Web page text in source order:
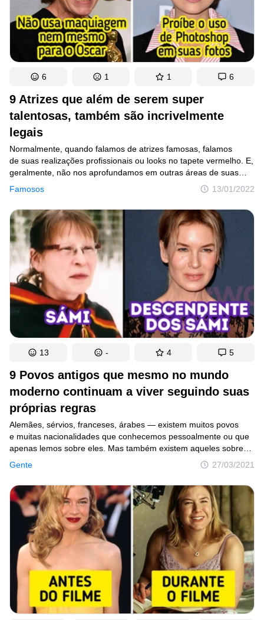
9 Atrizes que além de serem super
talentosas, também são incrivelmente
legais
Famosos 13/01/2022
Normalmente, quando falamos de atrizes famosas, falamos
de suas realizações profissionais ou looks no tapete vermelho. E,
geralmente, não nos aprofundamos em outras áreas de suas
vidas e do que acontece nos bastidores. Portanto, muitas ações
ou méritos das celebridades passam despercebidos por nós.
Mas por trás de uma bela imagem nas telonas sempre há algo
mais importante escondido.
6 1 1 6
9 Povos antigos que mesmo no mundo
moderno continuam a viver seguindo suas
próprias regras
Gente 27/03/2021
Alemães, sérvios, franceses, árabes — existem muitos povos
e muitas nacionalidades que conhecemos pessoalmente ou que
apenas lemos sobre eles. Mas também existem aqueles sobre
os quais, provavelmente, nunca ouvimos falar ou que pensamos
que já tivessem desaparecido. São povos que seguem
preservando a sua língua nacional, suas tradições e seus
costumes antigos, e que também nos presenteiam com pessoas
talentosas, como Renée Zellweger.
13 - 4 5